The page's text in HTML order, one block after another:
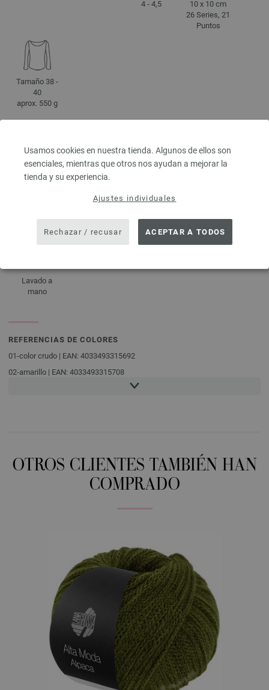
Usamos cookies en nuestra tienda. Algunos de ellos son
esenciales, mientras que otros nos ayudan a mejorar la
tienda y su experiencia.
Ajustes individuales
Rechazar / recusar ACEPTAR A TODOS
4 - 4,5
10 x 10 cm
26 Series, 21
Puntos
Tamaño 38 -
40
aprox. 550 g
INDICACIONES DE CUIDADO
El blanqueo
Planchado a
Lavado a
mano
REFERENCIAS DE COLORES
01-color crudo | EAN: 4033493315692
02-amarillo | EAN: 4033493315708
08-purpura | EAN: 4033493315760
09-gris verde | EAN: 4033493315777
13-limón | EAN: 4033493315814
14-amarillo ocre | EAN: 4033493315821
15-gris oscuro | EAN: 4033493315838
naturaleza | EAN: 4033493315845
17-rojo violeta | EAN: 4033493321310
18-azul pastel | EAN: 4033493321327
19-gris marrón | EAN: 4033493321334
20-gris púrpura | EAN: 4033493321341
21-marino | EAN: 4033493321358
OTROS CLIENTES TAMBIÉN HAN
COMPRADO